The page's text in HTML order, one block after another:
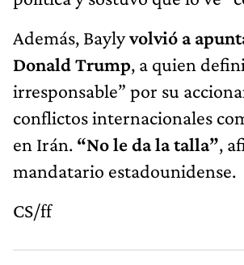
Además, Baylyvolvió a
Donald Trump, a quien
irresponsable” por su
conflictos internacionales
en Irán. “No le da la talla”,
mandatario estadounidense.
CS/ff